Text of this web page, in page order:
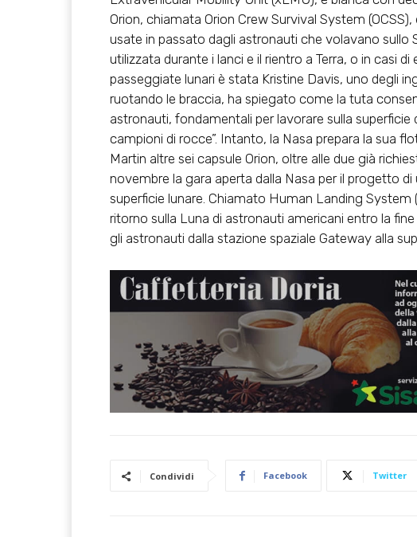
Orion, chiamata Orion Crew Survival System
usate in passato dagli astronauti che volavano sullo
utilizzata durante i lanci e il rientro a Terra, o in casi
passeggiate lunari è stata Kristine Davis, uno degli
ruotando le braccia, ha spiegato come la tuta
astronauti, fondamentali per lavorare sulla
campioni di rocce”. Intanto, la Nasa prepara la sua
Martin altre sei capsule Orion, oltre alle due già
novembre la gara aperta dalla Nasa per il progetto
superficie lunare. Chiamato Human Landing
ritorno sulla Luna di astronauti americani entro la
gli astronauti dalla stazione spaziale Gateway alla
Condividi Facebook Twitter